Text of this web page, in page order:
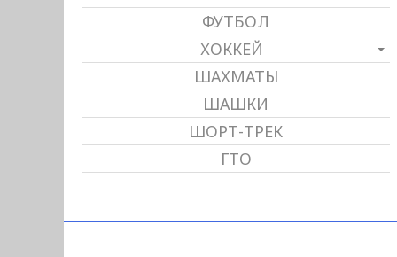
ФУТБОЛ
ХОККЕЙ
ШАХМАТЫ
ШАШКИ
ШОРТ-ТРЕК
ГТО